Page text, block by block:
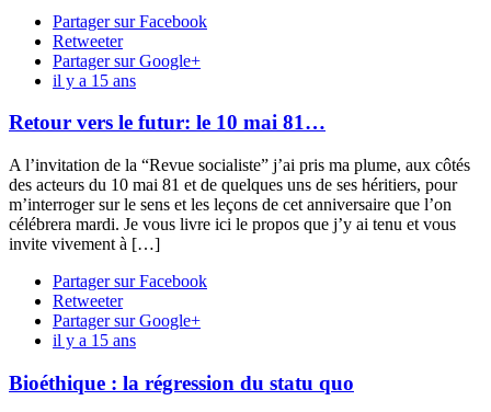
Partager sur Facebook
Retweeter
Partager sur Google+
il y a 15 ans
Retour vers le futur: le 10 mai 81…
A l’invitation de la “Revue socialiste” j’ai pris ma plume, aux côtés
des acteurs du 10 mai 81 et de quelques uns de ses héritiers, pour
m’interroger sur le sens et les leçons de cet anniversaire que l’on
célébrera mardi. Je vous livre ici le propos que j’y ai tenu et vous
invite vivement à […]
Partager sur Facebook
Retweeter
Partager sur Google+
il y a 15 ans
Bioéthique : la régression du statu quo